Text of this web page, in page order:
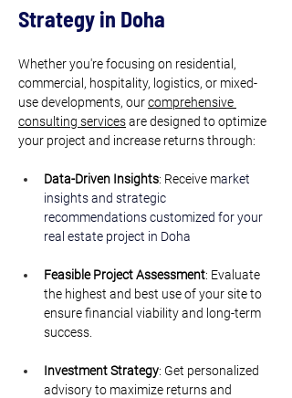
Strategy in Doha
Whether you're focusing on residential,
commercial, hospitality, logistics, or mixed-
use developments, our comprehensive
consulting services are designed to optimize
your project and increase returns through:
Data-Driven Insights: Receive market
insights and strategic
recommendations customized for your
real estate project in Doha
Feasible Project Assessment: Evaluate
the highest and best use of your site to
ensure financial viability and long-term
success.
Investment Strategy: Get personalized
advisory to maximize returns and